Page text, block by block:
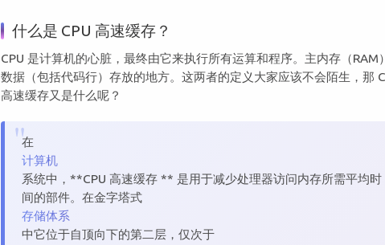
什么是 CPU 高速缓存？
CPU 是计算机的心脏，最终由它来执行所有运算和程序。主内存（RAM
数据（包括代码行）存放的地方。这两者的定义大家应该不会陌生，那
高速缓存又是什么呢？
在
计算机
系统中，**CPU 高速缓存 ** 是用于减少处理器访问内存所需平均时
间的部件。在金字塔式
存储体系
中它位于自顶向下的第二层，仅次于